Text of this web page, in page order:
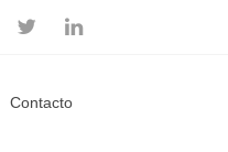
Contacto